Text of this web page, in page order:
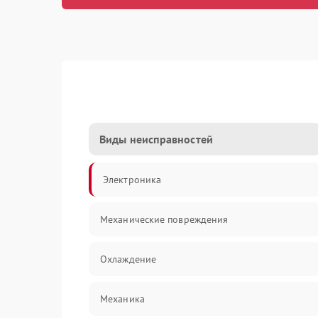
Виды неисправностей
Электроника
Механические повреждения
Охлаждение
Механика